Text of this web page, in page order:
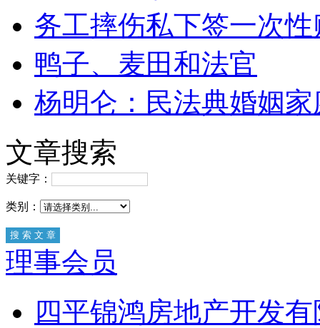
务工摔伤私下签一次
鸭子、麦田和法官
杨明仑：民法典婚姻
文章搜索
关键字：
类别：
理事会员
四平锦鸿房地产开发